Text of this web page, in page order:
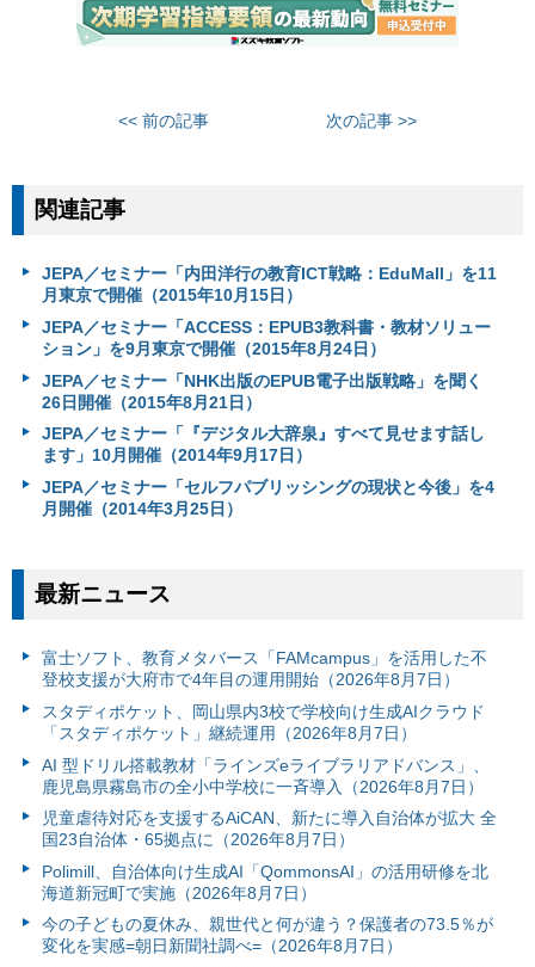
<< 前の記事 次の記事 >>
関連記事
JEPA／セミナー「内田洋行の教育ICT戦略：EduMall」を11
月東京で開催（2015年10月15日）
JEPA／セミナー「ACCESS：EPUB3教科書・教材ソリュー
ション」を9月東京で開催（2015年8月24日）
JEPA／セミナー「NHK出版のEPUB電子出版戦略」を聞く
26日開催（2015年8月21日）
JEPA／セミナー「『デジタル大辞泉』すべて見せます話し
ます」10月開催（2014年9月17日）
JEPA／セミナー「セルフパブリッシングの現状と今後」を4
月開催（2014年3月25日）
最新ニュース
富⼠ソフト、教育メタバース「FAMcampus」を活用した不
登校支援が大府市で4年目の運用開始（2026年8月7日）
スタディポケット、岡山県内3校で学校向け生成AIクラウド
「スタディポケット」継続運用（2026年8月7日）
AI 型ドリル搭載教材「ラインズeライブラリアドバンス」、
鹿児島県霧島市の全小中学校に一斉導入（2026年8月7日）
児童虐待対応を支援するAiCAN、新たに導入自治体が拡大 全
国23自治体・65拠点に（2026年8月7日）
Polimill、自治体向け生成AI「QommonsAI」の活用研修を北
海道新冠町で実施（2026年8月7日）
今の子どもの夏休み、親世代と何が違う？保護者の73.5％が
変化を実感=朝日新聞社調べ=（2026年8月7日）